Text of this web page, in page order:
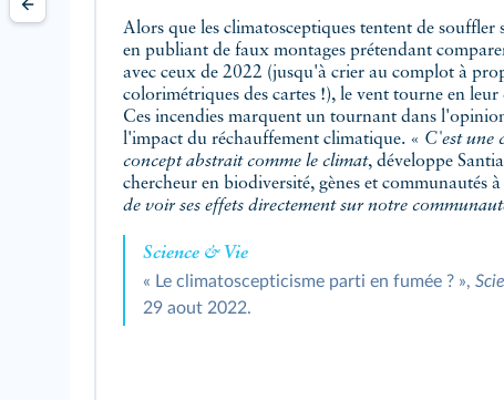
Alors que les climatosceptiques tentent de souffler
en publiant de faux montages prétendant
avec ceux de 2022 (jusqu'à crier au complot à
colorimétriques des cartes !), le vent tourne en leur
Ces incendies marquent un tournant dans
l'impact du réchauffement climatique. « C'est une
concept abstrait comme le climat, développe
chercheur en biodiversité, gènes et communautés
de voir ses effets directement sur notre
Science & Vie
« Le climatoscepticisme parti en fumée ? »,
29 aout 2022.